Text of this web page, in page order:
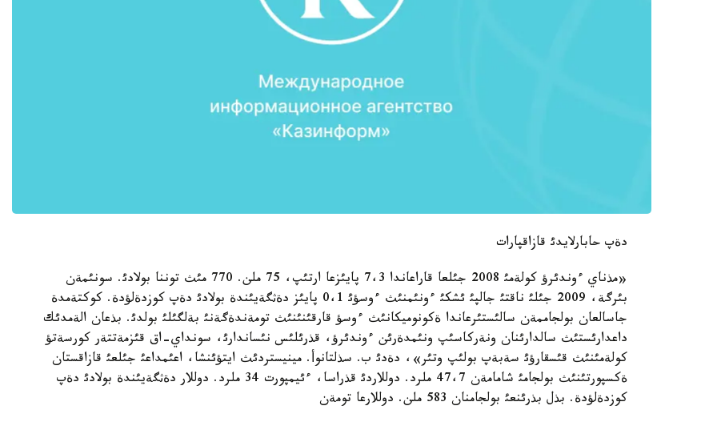
دةپ حابارلايدئ قازاقپارات
«مذناي ءوندئرؤ كولةمئ 2008 جئلعا قاراعاندا 7،3 پايئزعا ارتئپ، 75 ملن. 770 مئث توننا بولادئ. سونئمةن
بئرگة، 2009 جئلئ ناقتئ جالپئ ئشكئ ءونئمنئث ءوسؤئ 0،1 پايئز دةثگةيئندة بولادئ دةپ كوزدةلؤدة. كوكتةمدة
جاسالعان بولجاممةن سالئستئرعاندا ةكونوميكانئث ءوسؤ قارقئنئنئث تومةندةگةنئ بةلگئلئ بولدئ. بذعان الةمدئك
داعدارئستئث سالدارئنان ونةركاسئپ ونئمدةرئن ءوندئرؤ، قذرئلئس نئساندارئ، سونداي-اق قئزمةتتةر كورسةتؤ
كولةمئنئث قئسقارؤئ سةبةپ بولئپ وتئر»، دةدئ ب. سذلتانوأ. مينيستردئث ايتؤئنشا، اعئمداعئ جئلعئ قازاقستان
ةكسپورتئنئث بولجامئ شامامةن 47،7 ملرد. دوللاردئ قذراسا، ءئيمپورت 34 ملرد. دوللار دةثگةيئندة بولادئ دةپ
كوزدةلؤدة. بذل بذرئنعئ بولجامنان 583 ملن. دوللارعا تومةن